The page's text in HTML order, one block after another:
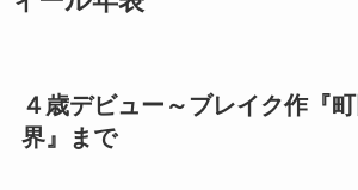
４歳デビュー～ブレイク作『
界』まで